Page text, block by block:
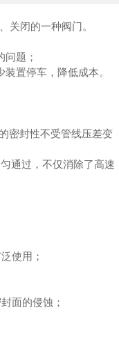
、关闭的一种阀门。
题；
置停车，降低成本。
密封性不受管线压差变
通过，不仅消除了高速
使用；
面的侵蚀；